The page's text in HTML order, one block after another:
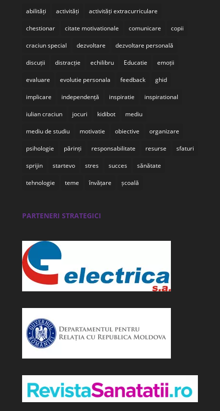
abilități activități activități extracurriculare
chestionar citate motivationale comunicare copii
craciun special dezvoltare dezvoltare personală
discuții distracție echilibru Educatie emoții
evaluare evolutie personala feedback ghid
implicare independență inspiratie inspirational
iulian craciun jocuri kidibot mediu
mediu de studiu motivatie obiective organizare
psihologie părinți responsabilitate resurse sfaturi
sprijin startevo stres succes sănătate
tehnologie teme învățare școală
PARTENERI STRATEGICI